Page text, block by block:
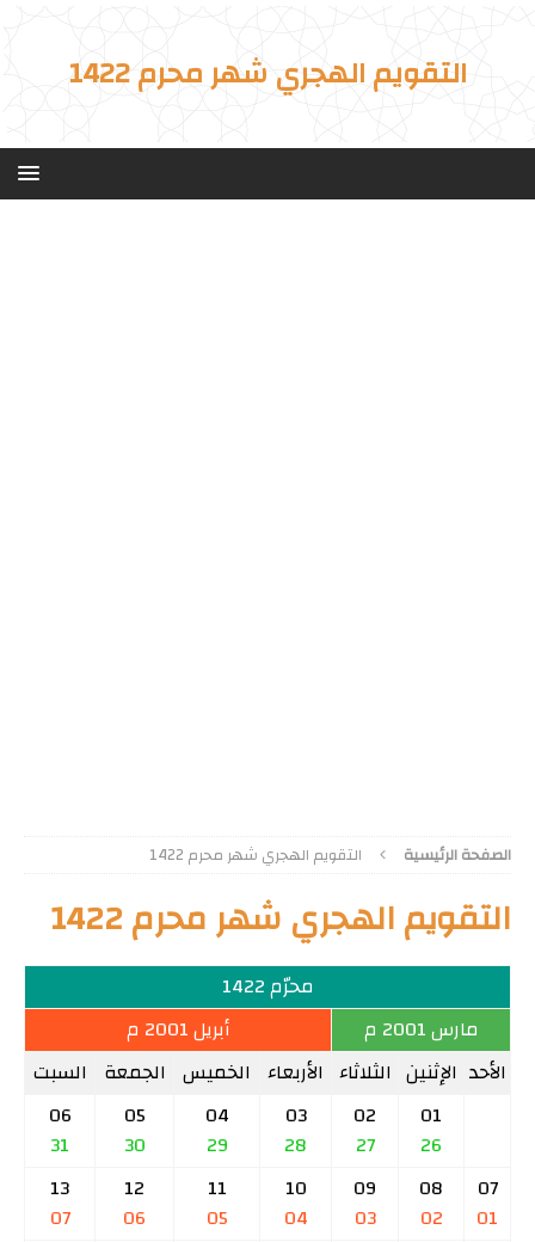
التقويم الهجري شهر محرم 1422
الصفحة الرئيسية التقويم الهجري شهر محرم 1422
التقويم الهجري شهر محرم 1422
محرّم 1422
مارس 2001 م
أبريل 2001 م
الأحد الإثنين الثلاثاء الأربعاء الخميس الجمعة السبت
01
26
02
27
03
28
04
29
05
30
06
31
07
01
08
02
09
03
10
04
11
05
12
06
13
07